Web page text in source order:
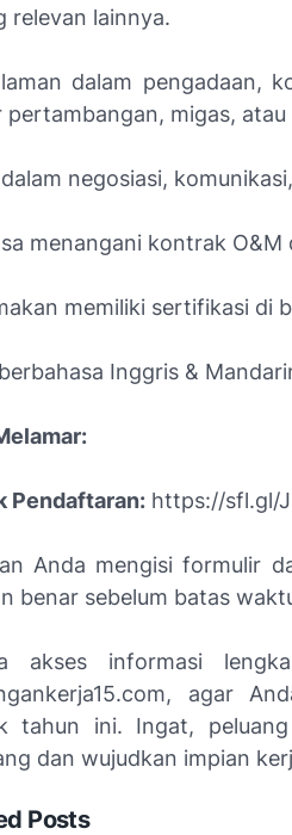
relevan lainnya.
dalam pengadaan,
pertambangan, migas,
negosiasi,
menangani kontrak
memiliki sertifikasi di
Inggris &
Pendaftaran: https://sfl.gl/
Anda mengisi formulir
benar sebelum batas
akses informasi
agar
tahun ini. Ingat,
dan wujudkan impian
Posts